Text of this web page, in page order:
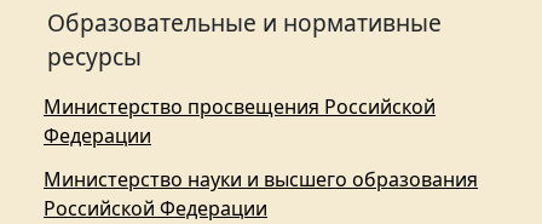
Образовательные и нормативные
ресурсы
Министерство просвещения Российской
Федерации
Министерство науки и высшего образования
Российской Федерации